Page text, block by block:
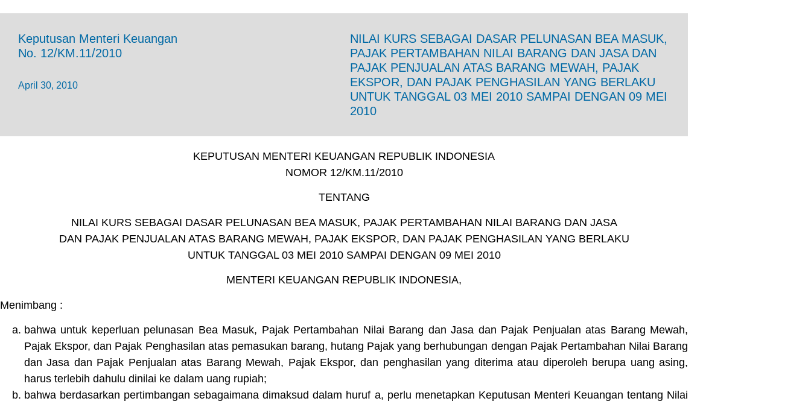
Keputusan Menteri Keuangan
No. 12/KM.11/2010
April 30, 2010
NILAI KURS SEBAGAI DASAR PELUNASAN BEA MASUK,
PAJAK PERTAMBAHAN NILAI BARANG DAN JASA DAN
PAJAK PENJUALAN ATAS BARANG MEWAH, PAJAK
EKSPOR, DAN PAJAK PENGHASILAN YANG BERLAKU
UNTUK TANGGAL 03 MEI 2010 SAMPAI DENGAN 09 MEI
2010
KEPUTUSAN MENTERI KEUANGAN REPUBLIK INDONESIA
NOMOR 12/KM.11/2010
TENTANG
NILAI KURS SEBAGAI DASAR PELUNASAN BEA MASUK, PAJAK PERTAMBAHAN NILAI BARANG DAN JASA
DAN PAJAK PENJUALAN ATAS BARANG MEWAH, PAJAK EKSPOR, DAN PAJAK PENGHASILAN YANG BERLAKU
UNTUK TANGGAL 03 MEI 2010 SAMPAI DENGAN 09 MEI 2010
MENTERI KEUANGAN REPUBLIK INDONESIA,
Menimbang :
bahwa untuk keperluan pelunasan Bea Masuk, Pajak Pertambahan Nilai Barang dan Jasa dan Pajak Penjualan atas Barang Mewah,
Pajak Ekspor, dan Pajak Penghasilan atas pemasukan barang, hutang Pajak yang berhubungan dengan Pajak Pertambahan Nilai Barang
dan Jasa dan Pajak Penjualan atas Barang Mewah, Pajak Ekspor, dan penghasilan yang diterima atau diperoleh berupa uang asing,
harus terlebih dahulu dinilai ke dalam uang rupiah;
bahwa berdasarkan pertimbangan sebagaimana dimaksud dalam huruf a, perlu menetapkan Keputusan Menteri Keuangan tentang Nilai